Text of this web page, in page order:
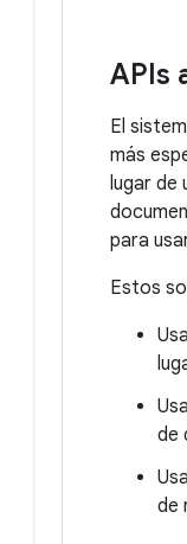
APIs
El
más
lugar de
para
Estos
de
de